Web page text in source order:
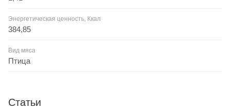
Энергетическая ценность, Ккал
384,85
Вид мяса
Птица
Статьи